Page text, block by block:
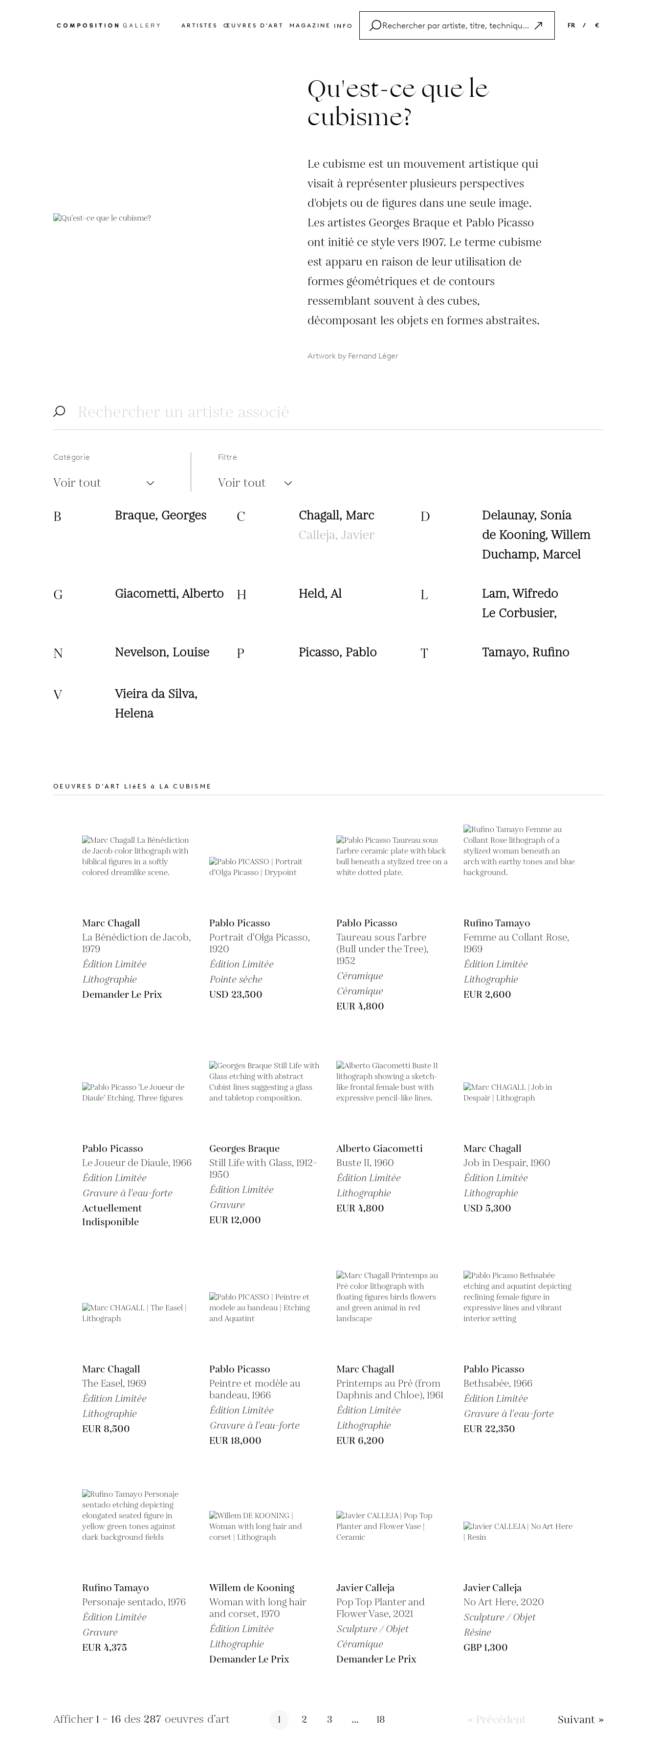
ARTISTES ŒUVRES D'ART MAGAZINE INFO
Contact
FR / €
Qu'est-ce que le
cubisme?
Le cubisme est un mouvement artistique qui
visait à représenter plusieurs perspectives
d'objets ou de figures dans une seule image.
Les artistes Georges Braque et Pablo Picasso
ont initié ce style vers 1907. Le terme cubisme
est apparu en raison de leur utilisation de
formes géométriques et de contours
ressemblant souvent à des cubes,
décomposant les objets en formes abstraites.
Artwork by Fernand Léger
Catégorie
Voir tout
Filtre
Voir tout
B Braque, Georges C
Chagall, Marc
Calleja, Javier
D
Delaunay, Sonia
de Kooning, Willem
Duchamp, Marcel
G Giacometti, Alberto H Held, Al L
Lam, Wifredo
Le Corbusier,
N Nevelson, Louise P Picasso, Pablo T Tamayo, Rufino
V
Vieira da Silva,
Helena
OEUVRES D’ART LIéES à LA CUBISME
Marc Chagall
La Bénédiction de Jacob,
1979
Édition Limitée
Lithographie
Demander Le Prix
Pablo Picasso
Portrait d'Olga Picasso,
1920
Édition Limitée
Pointe sèche
USD 23,500
Pablo Picasso
Taureau sous l'arbre
(Bull under the Tree),
1952
Céramique
Céramique
EUR 4,800
Rufino Tamayo
Femme au Collant Rose,
1969
Édition Limitée
Lithographie
EUR 2,600
Pablo Picasso
Le Joueur de Diaule, 1966
Édition Limitée
Gravure à l'eau-forte
Actuellement
Indisponible
Georges Braque
Still Life with Glass, 1912-
1950
Édition Limitée
Gravure
EUR 12,000
Alberto Giacometti
Buste II, 1960
Édition Limitée
Lithographie
EUR 4,800
Marc Chagall
Job in Despair, 1960
Édition Limitée
Lithographie
USD 5,300
Marc Chagall
The Easel, 1969
Édition Limitée
Lithographie
EUR 8,500
Pablo Picasso
Peintre et modèle au
bandeau, 1966
Édition Limitée
Gravure à l'eau-forte
EUR 18,000
Marc Chagall
Printemps au Pré (from
Daphnis and Chloe), 1961
Édition Limitée
Lithographie
EUR 6,200
Pablo Picasso
Bethsabée, 1966
Édition Limitée
Gravure à l'eau-forte
EUR 22,350
Rufino Tamayo
Personaje sentado, 1976
Édition Limitée
Gravure
EUR 4,375
Willem de Kooning
Woman with long hair
and corset, 1970
Édition Limitée
Lithographie
Demander Le Prix
Javier Calleja
Pop Top Planter and
Flower Vase, 2021
Sculpture / Objet
Céramique
Demander Le Prix
Javier Calleja
No Art Here, 2020
Sculpture / Objet
Résine
GBP 1,300
Afficher 1 – 16 des 287 oeuvres d’art 1 2 3 ... 18 « Précédent Suivant »